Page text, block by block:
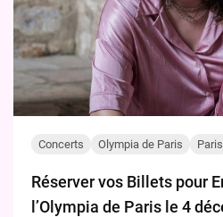
Concerts Olympia de Paris Paris
Réserver vos Billets pour
l’Olympia de Paris le 4